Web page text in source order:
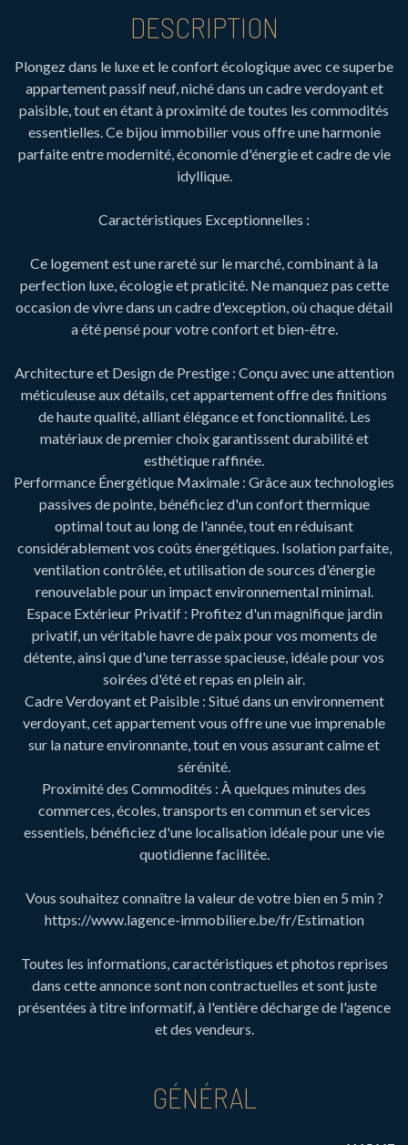
DESCRIPTION
Plongez dans le luxe et le confort écologique avec ce superbe
appartement passif neuf, niché dans un cadre verdoyant et
paisible, tout en étant à proximité de toutes les commodités
essentielles. Ce bijou immobilier vous offre une harmonie
parfaite entre modernité, économie d'énergie et cadre de vie
idyllique.
Caractéristiques Exceptionnelles :
Ce logement est une rareté sur le marché, combinant à la
perfection luxe, écologie et praticité. Ne manquez pas cette
occasion de vivre dans un cadre d'exception, où chaque détail
a été pensé pour votre confort et bien-être.
Architecture et Design de Prestige : Conçu avec une attention
méticuleuse aux détails, cet appartement offre des finitions
de haute qualité, alliant élégance et fonctionnalité. Les
matériaux de premier choix garantissent durabilité et
esthétique raffinée.
Performance Énergétique Maximale : Grâce aux technologies
passives de pointe, bénéficiez d'un confort thermique
optimal tout au long de l'année, tout en réduisant
considérablement vos coûts énergétiques. Isolation parfaite,
ventilation contrôlée, et utilisation de sources d'énergie
renouvelable pour un impact environnemental minimal.
Espace Extérieur Privatif : Profitez d'un magnifique jardin
privatif, un véritable havre de paix pour vos moments de
détente, ainsi que d'une terrasse spacieuse, idéale pour vos
soirées d'été et repas en plein air.
Cadre Verdoyant et Paisible : Situé dans un environnement
verdoyant, cet appartement vous offre une vue imprenable
sur la nature environnante, tout en vous assurant calme et
sérénité.
Proximité des Commodités : À quelques minutes des
commerces, écoles, transports en commun et services
essentiels, bénéficiez d'une localisation idéale pour une vie
quotidienne facilitée.
Vous souhaitez connaître la valeur de votre bien en 5 min ?
https://www.lagence-immobiliere.be/fr/Estimation
Toutes les informations, caractéristiques et photos reprises
dans cette annonce sont non contractuelles et sont juste
présentées à titre informatif, à l'entière décharge de l'agence
et des vendeurs.
GÉNÉRAL